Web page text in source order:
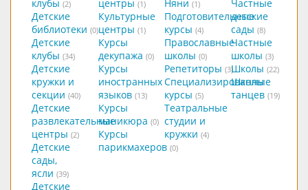
клубы (2)
Детские
библиотеки (0)
Детские
клубы (34)
Детские
кружки и
секции (40)
Детские
развлекательные
центры (2)
Детские
сады,
ясли (39)
Детские
центры (1)
Культурные
центры (1)
Курсы
декупажа (0)
Курсы
иностранных
языков (13)
Курсы
маникюра (0)
Курсы
парикмахеров (0)
Няни (1)
Подготовительные
курсы (4)
Православные
школы (0)
Репетиторы (3)
Специализированные
курсы (5)
Театральные
студии и
кружки (4)
Частные
детские
сады (8)
Частные
школы (3)
Школы (22)
Школы
танцев (19)